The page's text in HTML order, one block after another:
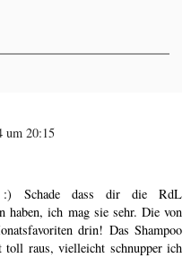
um 20:15
:) Schade dass dir die RdL
haben, ich mag sie sehr. Die von
drin! Das Shampoo
toll raus, vielleicht schnupper ich